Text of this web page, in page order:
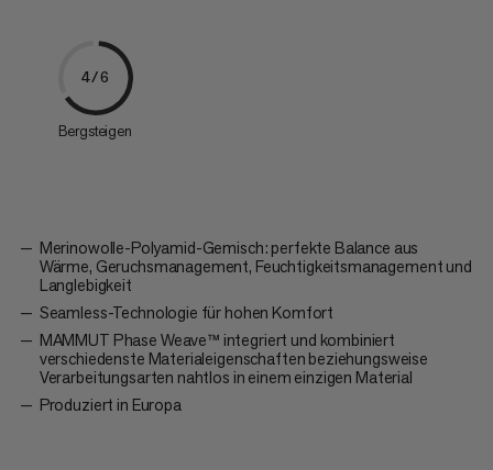
4/6
Bergsteigen
Merinowolle-Polyamid-Gemisch: perfekte Balance aus
Wärme, Geruchsmanagement, Feuchtigkeitsmanagement und
Langlebigkeit
Seamless-Technologie für hohen Komfort
MAMMUT Phase Weave™ integriert und kombiniert
verschiedenste Materialeigenschaften beziehungsweise
Verarbeitungsarten nahtlos in einem einzigen Material
Produziert in Europa